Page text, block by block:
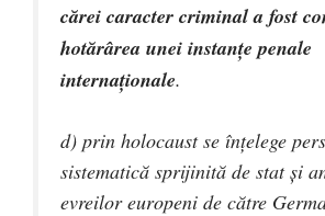
cărei caracter criminal a fost
hotărârea unei instanţe penale
internaţionale.
d) prin holocaust se înţelege
sistematică sprijinită de stat şi
evreilor europeni de către